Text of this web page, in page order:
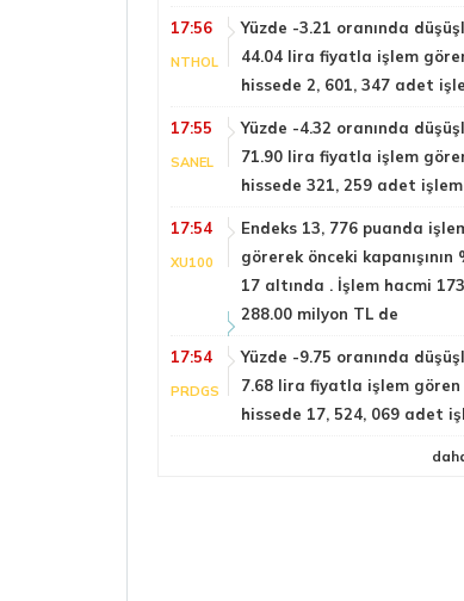
17:56
NTHOL
Yüzde -3.21 oranında
44.04 lira fiyatla işlem
hissede 2, 601, 347 adet
17:55
SANEL
Yüzde -4.32 oranında
71.90 lira fiyatla işlem
hissede 321, 259 adet işlem
17:54
XU100
Endeks 13, 776 puanda
görerek önceki kapanışının
17 altında . İşlem hacmi
288.00 milyon TL de
17:54
PRDGS
Yüzde -9.75 oranında
7.68 lira fiyatla işlem gören
hissede 17, 524, 069 adet